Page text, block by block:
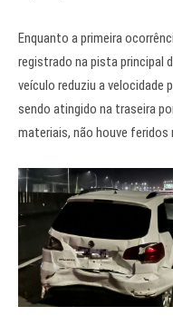
Enquanto a primeira
registrado na pista principal
veículo reduziu a velocidade
sendo atingido na traseira
materiais, não houve feridos